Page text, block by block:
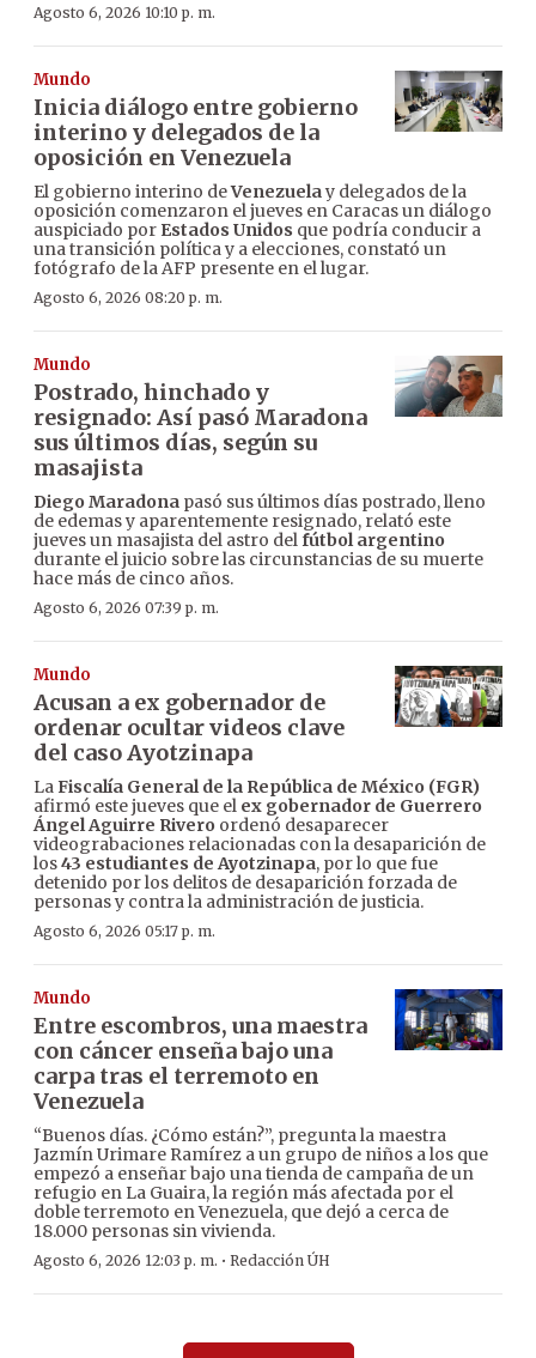
Agosto 6, 2026 10:10 p. m.
Mundo
Inicia diálogo entre gobierno
interino y delegados de la
oposición en Venezuela
El gobierno interino deVenezuelay delegados de la
oposición comenzaron el jueves en Caracas un diálogo
auspiciado por Estados Unidos que podría conducir a
una transición política y a elecciones, constató un
fotógrafo de la AFP presente en el lugar.
Agosto 6, 2026 08:20 p. m.
Mundo
Postrado, hinchado y
resignado: Así pasó Maradona
sus últimos días, según su
masajista
Diego Maradona pasó sus últimos días postrado, lleno
de edemas y aparentemente resignado, relató este
jueves un masajista del astro delfútbol argentino
durante el juicio sobre las circunstancias de su muerte
hace más de cinco años.
Agosto 6, 2026 07:39 p. m.
Mundo
Acusan a ex gobernador de
ordenar ocultar videos clave
del caso Ayotzinapa
LaFiscalía General de la República de México (FGR)
afirmó este jueves que el ex gobernador de Guerrero
Ángel Aguirre Rivero ordenó desaparecer
videograbaciones relacionadas con la desaparición de
los43 estudiantes de Ayotzinapa, por lo que fue
detenido por los delitos de desaparición forzada de
personas y contra la administración de justicia.
Agosto 6, 2026 05:17 p. m.
Mundo
Entre escombros, una maestra
con cáncer enseña bajo una
carpa tras el terremoto en
Venezuela
“Buenos días. ¿Cómo están?”, pregunta la maestra
Jazmín Urimare Ramírez a un grupo de niños a los que
empezó a enseñar bajo una tienda de campaña de un
refugio en La Guaira, la región más afectada por el
doble terremoto en Venezuela, que dejó a cerca de
18.000 personas sin vivienda.
Agosto 6, 2026 12:03 p. m. · Redacción ÚH